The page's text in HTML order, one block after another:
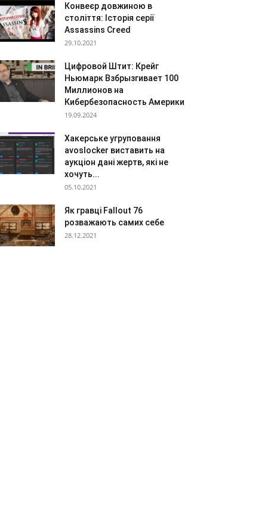
Конвеєр довжиною в
століття: Історія серії
Assassins Creed
29.10.2021
Цифровой Штит: Крейг
Ньюмарк Взбрызгивает 100
Миллионов на
Кибербезопасность Америки
19.09.2024
Хакерське угруповання
avoslocker виставить на
аукціон дані жертв, які не
хочуть...
05.10.2021
Як гравці Fallout 76
розважають самих себе
28.12.2021